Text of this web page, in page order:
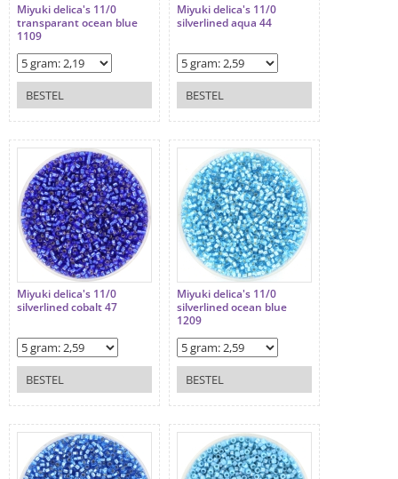
Miyuki delica's 11/0
transparant ocean blue
1109
BESTEL
Miyuki delica's 11/0
silverlined aqua 44
BESTEL
Miyuki delica's 11/0
silverlined cobalt 47
BESTEL
Miyuki delica's 11/0
silverlined ocean blue
1209
BESTEL